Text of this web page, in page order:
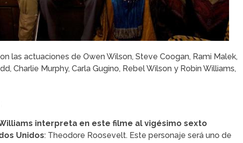
las actuaciones de Owen Wilson, Steve Coogan, Rami Malek,
Charlie Murphy, Carla Gugino, Rebel Wilson y Robin Williams,
interpreta en este filme al vigésimo sexto
Unidos: Theodore Roosevelt. Este personaje será uno de